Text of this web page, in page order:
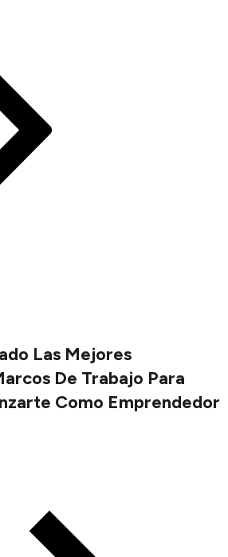
Las Mejores
De Trabajo Para
Como Emprendedor